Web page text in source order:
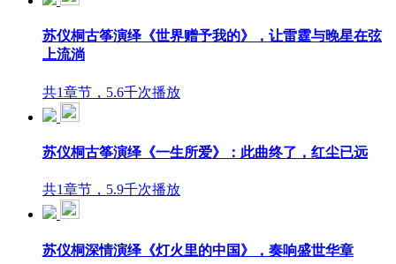
苏仪桐古筝演绎《世界赠予我的》，让雷霆与晚星在弦
上流淌
共1章节，5.6千次播放
苏仪桐古筝演绎《一生所爱》：此曲终了，红尘已远
共1章节，5.9千次播放
苏仪桐深情演绎《灯火里的中国》，奏响盛世华章